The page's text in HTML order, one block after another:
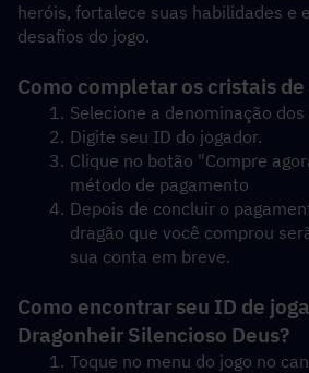
heróis, fortalece suas habilidades e
desafios do jogo.
Como completar os cristais de
Selecione a denominação
Digite seu ID do jogador.
Clique no botão "Compre
método de pagamento
Depois de concluir o
dragão que você comprou
sua conta em breve.
Como encontrar seu ID de
Dragonheir Silencioso Deus?
Toque no menu do jogo no